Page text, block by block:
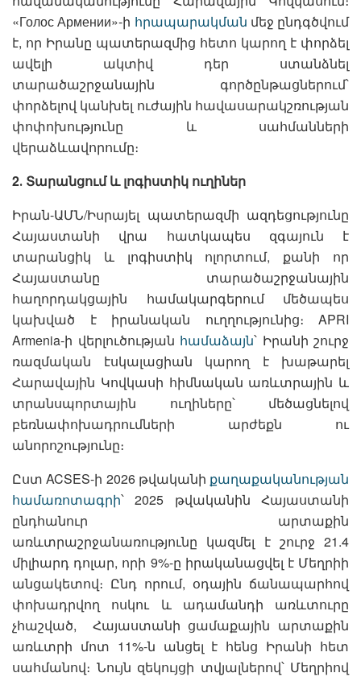
«Голос Армении»-ի հրապարակման մեջ ընդգծվում
է, որ Իրանը պատերազմից հետո կարող է փորձել
ավելի ակտիվ դեր ստանձնել
տարածաշրջանային գործընթացներում՝
փորձելով կանխել ուժային հավասարակշռության
փոփոխությունը և սահմանների
վերաձևավորումը։
2․ Տարանցում և լոգիստիկ ուղիներ
Իրան-ԱՄՆ/Իսրայել պատերազմի ազդեցությունը
Հայաստանի վրա հատկապես զգայուն է
տարանցիկ և լոգիստիկ ոլորտում, քանի որ
Հայաստանը տարածաշրջանային
հաղորդակցային համակարգերում մեծապես
կախված է իրանական ուղղությունից։ APRI
Armenia-ի վերլուծության համաձայն՝ Իրանի շուրջ
ռազմական էսկալացիան կարող է խաթարել
Հարավային Կովկասի հիմնական առևտրային և
տրանսպորտային ուղիները՝ մեծացնելով
բեռնափոխադրումների արժեքն ու
անորոշությունը։
Ըստ ACSES-ի 2026 թվականի քաղաքականության
համառոտագրի՝ 2025 թվականին Հայաստանի
ընդհանուր արտաքին
առևտրաշրջանառությունը կազմել է շուրջ 21.4
միլիարդ դոլար, որի 9%-ը իրականացվել է Մեղրիի
անցակետով։ Ընդ որում, օդային ճանապարհով
փոխադրվող ոսկու և ադամանդի առևտուրը
չհաշված, Հայաստանի ցամաքային արտաքին
առևտրի մոտ 11%-ն անցել է հենց Իրանի հետ
սահմանով։ Նույն զեկույցի տվյալներով՝ Մեղրիով